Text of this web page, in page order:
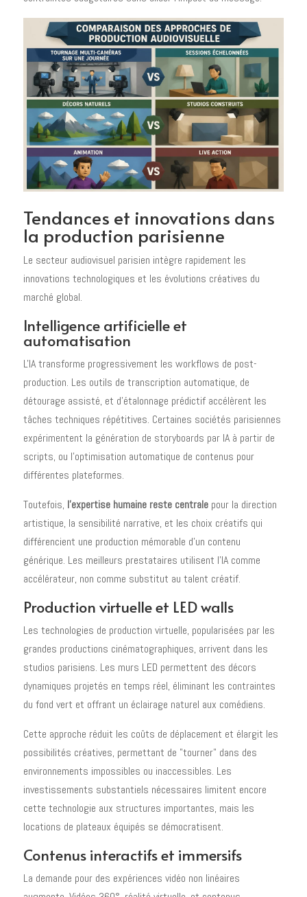
Tendances et innovations dans
la production parisienne
Le secteur audiovisuel parisien intègre rapidement les
innovations technologiques et les évolutions créatives du
marché global.
Intelligence artificielle et
automatisation
L'IA transforme progressivement les workflows de post-
production. Les outils de transcription automatique, de
détourage assisté, et d'étalonnage prédictif accélèrent les
tâches techniques répétitives. Certaines sociétés parisiennes
expérimentent la génération de storyboards par IA à partir de
scripts, ou l'optimisation automatique de contenus pour
différentes plateformes.
Toutefois, l'expertise humaine reste centralepour la direction
artistique, la sensibilité narrative, et les choix créatifs qui
différencient une production mémorable d'un contenu
générique. Les meilleurs prestataires utilisent l'IA comme
accélérateur, non comme substitut au talent créatif.
Production virtuelle et LED walls
Les technologies de production virtuelle, popularisées par les
grandes productions cinématographiques, arrivent dans les
studios parisiens. Les murs LED permettent des décors
dynamiques projetés en temps réel, éliminant les contraintes
du fond vert et offrant un éclairage naturel aux comédiens.
Cette approche réduit les coûts de déplacement et élargit les
possibilités créatives, permettant de "tourner" dans des
environnements impossibles ou inaccessibles. Les
investissements substantiels nécessaires limitent encore
cette technologie aux structures importantes, mais les
locations de plateaux équipés se démocratisent.
Contenus interactifs et immersifs
La demande pour des expériences vidéo non linéaires